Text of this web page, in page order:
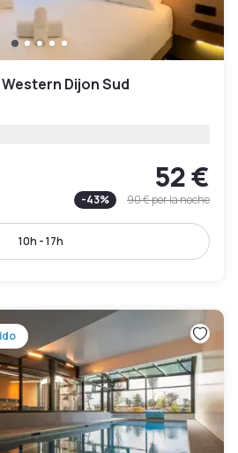
Dijon Sud
52 €
-43% 90 €por la noche
10h - 17h